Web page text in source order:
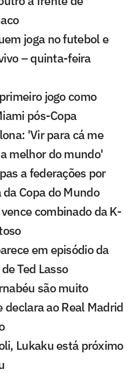
joga no futebol e
– quinta-feira
jogo como
pós-Copa
'Vir para cá me
melhor do mundo'
a federações por
Copa do Mundo
combinado da K-
em episódio da
Ted Lasso
são muito
declara ao Real Madrid
Lukaku está próximo